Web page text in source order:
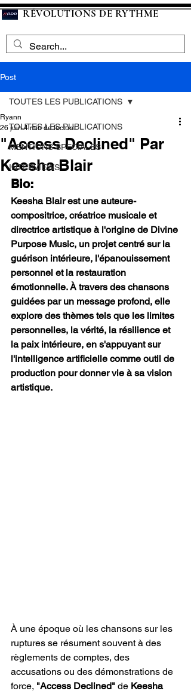
RÉVOLUTIONS DE RYTHME
Post
TOUTES LES PUBLICATIONS
MENTIONS SPECIALES
INTERVIEWS
TOUTES LES PUBLICATIONS
"Access Declined" Par
Keesha Blair
Ryann
26 juin 4 min de lecture
Bio:
Keesha Blair est une auteure-
compositrice, créatrice musicale et
directrice artistique à l'origine de Divine
Purpose Music, un projet centré sur la
guérison intérieure, l'épanouissement
personnel et la restauration
émotionnelle. À travers des chansons
guidées par un message profond, elle
explore des thèmes tels que les limites
personnelles, la vérité, la résilience et
la paix intérieure, en s'appuyant sur
l'intelligence artificielle comme outil de
production pour donner vie à sa vision
artistique.
À une époque où les chansons sur les
ruptures se résument souvent à des
règlements de comptes, des
accusations ou des démonstrations de
force, "Access Declined" de Keesha